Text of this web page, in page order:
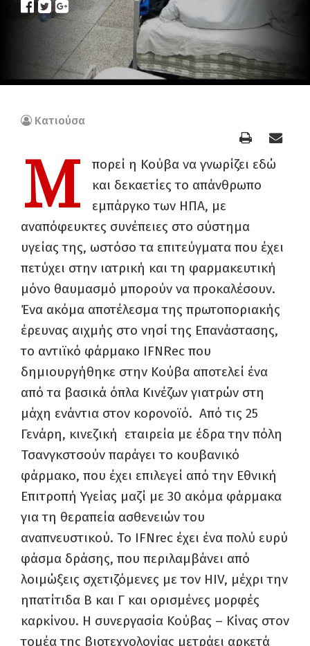
Κατιούσα
Μ
πορεί η Κούβα να γνωρίζει εδώ
και δεκαετίες το απάνθρωπο
εμπάργκο των ΗΠΑ, με
αναπόφευκτες συνέπειες στο σύστημα
υγείας της, ωστόσο τα επιτεύγματα που έχει
πετύχει στην ιατρική και τη φαρμακευτική
μόνο θαυμασμό μπορούν να προκαλέσουν.
Ένα ακόμα αποτέλεσμα της πρωτοποριακής
έρευνας αιχμής στο νησί της Επανάστασης,
το αντιϊκό φάρμακο IFNRec που
δημιουργήθηκε στην Κούβα αποτελεί ένα
από τα βασικά όπλα Κινέζων γιατρών στη
μάχη ενάντια στον κορονοϊό. Από τις 25
Γενάρη, κινεζική εταιρεία με έδρα την πόλη
Τσανγκστσούν παράγει το κουβανικό
φάρμακο, που έχει επιλεγεί από την Εθνική
Επιτροπή Υγείας μαζί με 30 ακόμα φάρμακα
για τη θεραπεία ασθενειών του
αναπνευστικού. Το IFNrec έχει ένα πολύ ευρύ
φάσμα δράσης, που περιλαμβάνει από
λοιμώξεις σχετιζόμενες με τον ΗΙV, μέχρι την
ηπατίτιδα Β και Γ και ορισμένες μορφές
καρκίνου. Η συνεργασία Κούβας – Κίνας στον
τομέα της βιοτεχνολογίας μετράει αρκετά